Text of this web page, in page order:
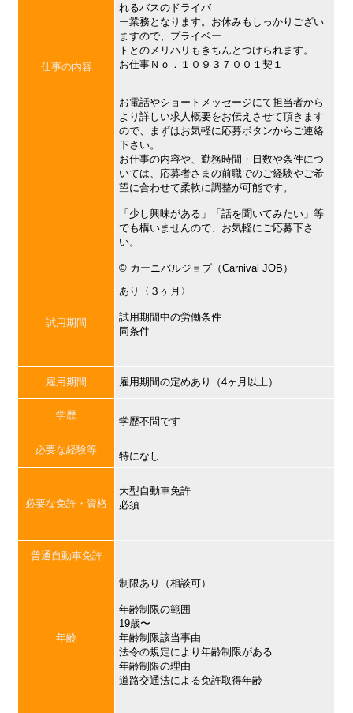
仕事の内容
れるバスのドライバ
ー業務となります。お休みもしっかりござい
ますので、プライベー
トとのメリハリもきちんとつけられます。
お仕事Ｎｏ．１０９３７００１契１
お電話やショートメッセージにて担当者から
より詳しい求人概要をお伝えさせて頂きます
ので、まずはお気軽に応募ボタンからご連絡
下さい。
お仕事の内容や、勤務時間・日数や条件につ
いては、応募者さまの前職でのご経験やご希
望に合わせて柔軟に調整が可能です。
「少し興味がある」「話を聞いてみたい」等
でも構いませんので、お気軽にご応募下さ
い。
©︎ カーニバルジョブ（Carnival JOB）
試用期間
あり〈３ヶ月〉
試用期間中の労働条件
同条件
雇用期間 雇用期間の定めあり（4ヶ月以上）
学歴
学歴不問です
必要な経験等
特になし
必要な免許・資格
大型自動車免許
必須
普通自動車免許
年齢
制限あり（相談可）
年齢制限の範囲
19歳〜
年齢制限該当事由
法令の規定により年齢制限がある
年齢制限の理由
道路交通法による免許取得年齢